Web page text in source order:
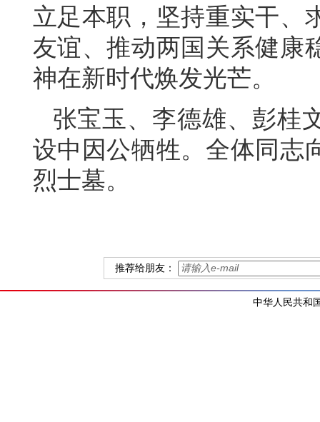
立足本职，坚持重实干、
友谊、推动两国关系健康
神在新时代焕发光芒。
张宝玉、李德雄、彭桂
设中因公牺牲。全体同志
烈士墓。
推荐给朋友：
中华人民共和